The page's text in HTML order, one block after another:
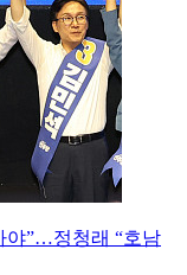
야”…정청래 “호남